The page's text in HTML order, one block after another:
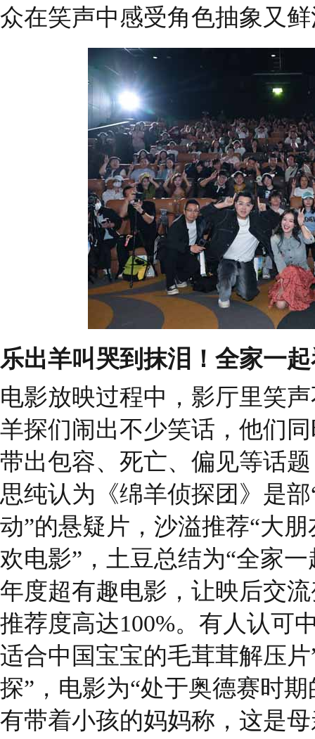
众在笑声中感受角色抽象又
乐出羊叫哭到抹泪！全家一
电影放映过程中，影厅里笑
羊探们闹出不少笑话，他们
带出包容、死亡、偏见等话
思纯认为《绵羊侦探团》是
动”的悬疑片，沙溢推荐“大
欢电影”，土豆总结为“全家
年度超有趣电影，让映后交
推荐度高达100%。有人认可
适合中国宝宝的毛茸茸解压
探”，电影为“处于奥德赛时
有带着小孩的妈妈称，这是